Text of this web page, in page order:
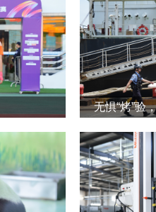
无惧“烤”验